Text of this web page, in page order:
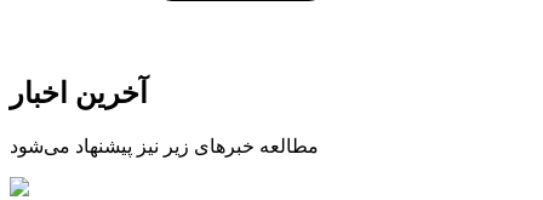
آخرین اخبار
مطالعه خبرهای زیر نیز پیشنهاد می‌شود